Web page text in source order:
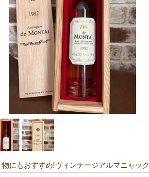
物にもおすすめ!ヴィンテージアルマニャック